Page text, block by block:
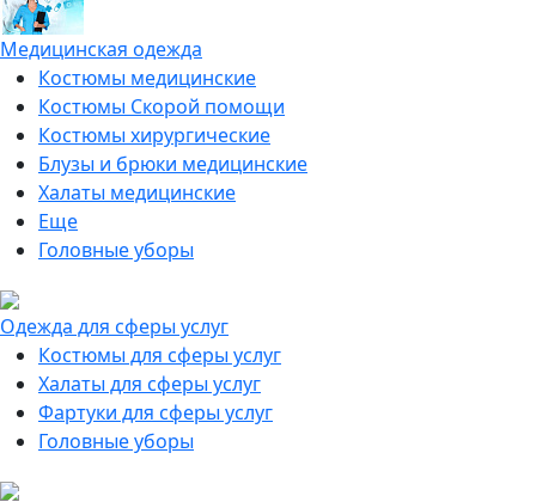
Медицинская одежда
Костюмы медицинские
Костюмы Скорой помощи
Костюмы хирургические
Блузы и брюки медицинские
Халаты медицинские
Еще
Головные уборы
Одежда для сферы услуг
Костюмы для сферы услуг
Халаты для сферы услуг
Фартуки для сферы услуг
Головные уборы